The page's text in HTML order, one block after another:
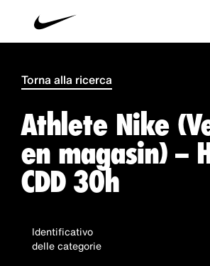
Torna alla ricerca
Athlete Nike
en magasin) –
CDD 30h
Identificativo
delle categorie